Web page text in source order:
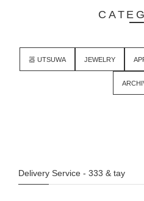
器 UTSUWA JEWELRY
Delivery Service - 333 & tay